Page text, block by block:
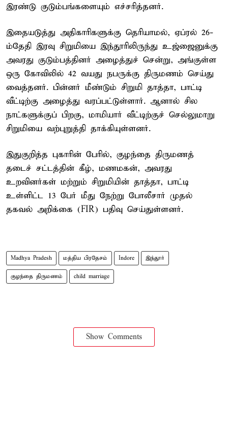
இரண்டு குடும்பங்களையும் எச்சரித்தனர்.
இதையடுத்து அதிகாரிகளுக்கு தெரியாமல், ஏப்ரல் 26-
ம்தேதி இரவு சிறுமியை இந்தூரிலிருந்து உஜ்ஜைனுக்கு
அவரது குடும்பத்தினர் அழைத்துச் சென்று, அங்குள்ள
ஒரு கோவிலில் 42 வயது நபருக்கு திருமணம் செய்து
வைத்தனர். பின்னர் மீண்டும் சிறுமி தாத்தா, பாட்டி
வீட்டிற்கு அழைத்து வரப்பட்டுள்ளார். ஆனால் சில
நாட்களுக்குப் பிறகு, மாமியார் வீட்டிற்குச் செல்லுமாறு
சிறுமியை வற்புறுத்தி தாக்கியுள்ளனர்.
இதுகுறித்த புகாரின் பேரில், குழந்தை திருமணத்
தடைச் சட்டத்தின் கீழ், மணமகன், அவரது
உறவினர்கள் மற்றும் சிறுமியின் தாத்தா, பாட்டி
உள்ளிட்ட 13 பேர் மீது நேற்று போலீசார் முதல்
தகவல் அறிக்கை (FIR) பதிவு செய்துள்ளனர்.
Madhya Pradesh மத்திய பிரதேசம் Indore இந்தூர்
குழந்தை திருமணம் child marriage
Show Comments